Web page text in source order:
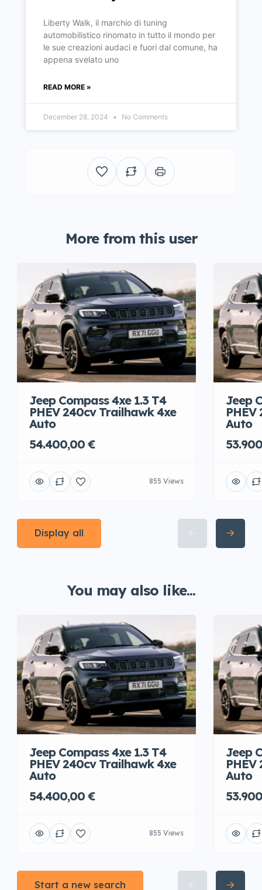
Liberty Walk, il marchio di tuning
automobilistico rinomato in tutto il mondo per
le sue creazioni audaci e fuori dal comune, ha
appena svelato uno
READ MORE »
December 28, 2024 No Comments
More from this user
Jeep Compass 4xe 1.3 T4
PHEV 240cv Trailhawk 4xe
Auto
54.400,00 €
855 Views
Jeep
Auto
Display all
You may also like...
Jeep Compass 4xe 1.3 T4
PHEV 240cv Trailhawk 4xe
Auto
54.400,00 €
855 Views
Jeep
Auto
Start a new search